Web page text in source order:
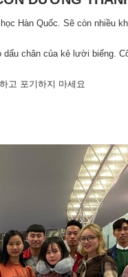
Hàn Quốc. Sẽ còn nhiều
chân của kẻ lười biếng.
고 포기하지 마세요